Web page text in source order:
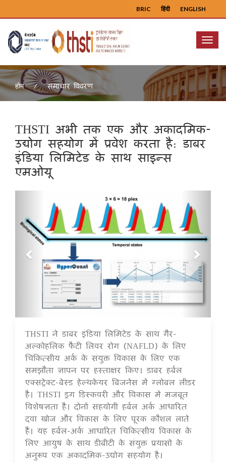
ENGLISH
हिंदी
BRIC
Menu
होम समाचार विवरण
THSTI अभी तक एक और अकादमिक-
उद्योग सहयोग में प्रवेश करता है: डाबर
इंडिया लिमिटेड के साथ साइन्स
एमओयू
16 Jul 2020
THSTI ने डाबर इंडिया लिमिटेड के साथ गैर-
अल्कोहलिक फैटी लिवर रोग (NAFLD) के लिए
चिकित्सीय अर्क के संयुक्त विकास के लिए एक
समझौता ज्ञापन पर हस्ताक्षर किए। डाबर हर्बल
एक्सट्रेक्ट-बेस्ड हेल्थकेयर बिजनेस में ग्लोबल लीडर
है। THSTI ड्रग डिस्कवरी और विकास में मजबूत
विशेषज्ञता है। दोनों सहयोगी हर्बल अर्क आधारित
दवा खोज और विकास के लिए पूरक कौशल लाते
हैं। यह हर्बल-अर्क आधारित चिकित्सीय विकास के
लिए आयुष के साथ डीबीटी के संयुक्त प्रयासों के
अनुरूप एक अकादमिक-उद्योग सहयोग है।